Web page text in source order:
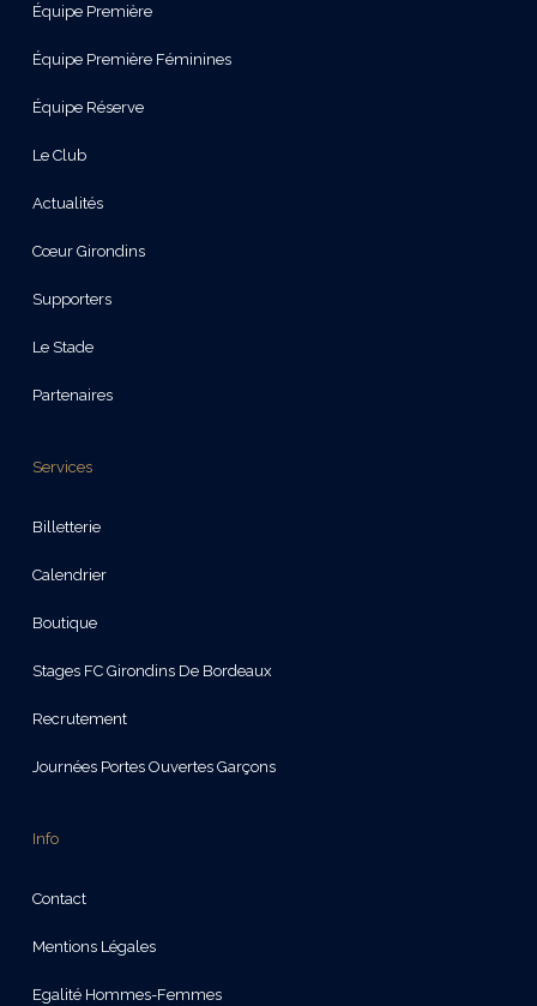
Équipe Première
Équipe Première Féminines
Équipe Réserve
Le Club
Actualités
Cœur Girondins
Supporters
Le Stade
Partenaires
Services
Billetterie
Calendrier
Boutique
Stages FC Girondins De Bordeaux
Recrutement
Journées Portes Ouvertes Garçons
Info
Contact
Mentions Légales
Egalité Hommes-Femmes